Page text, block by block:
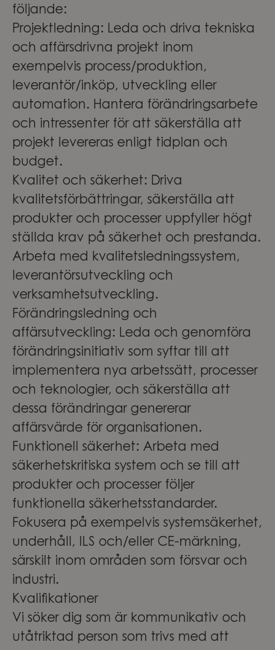
följande:
Projektledning : Leda och driva tekniska
och affärsdrivna projekt inom
exempelvis process/produktion,
leverantör/inköp, utveckling eller
automation. Hantera förändringsarbete
och intressenter för att säkerställa att
projekt levereras enligt tidplan och
budget.
Kvalitet och säkerhet: Driva
kvalitetsförbättringar, säkerställa att
produkter och processer uppfyller högt
ställda krav på säkerhet och prestanda.
Arbeta med kvalitetsledningssystem,
leverantörsutveckling och
verksamhetsutveckling.
Förändringsledning och
affärsutveckling : Leda och genomföra
förändringsinitiativ som syftar till att
implementera nya arbetssätt, processer
och teknologier, och säkerställa att
dessa förändringar genererar
affärsvärde för organisationen.
Funktionell säkerhet: Arbeta med
säkerhetskritiska system och se till att
produkter och processer följer
funktionella säkerhetsstandarder.
Fokusera på exempelvis systemsäkerhet,
underhåll, ILS och/eller CE-märkning,
särskilt inom områden som försvar och
industri.
Kvalifikationer
Vi söker dig som är kommunikativ och
utåtriktad person som trivs med att